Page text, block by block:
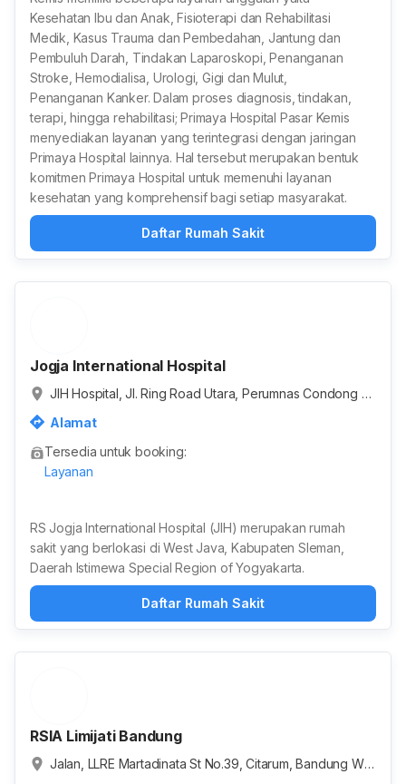
Kesehatan Ibu dan Anak, Fisioterapi dan Rehabilitasi
Medik, Kasus Trauma dan Pembedahan, Jantung dan
Pembuluh Darah, Tindakan Laparoskopi, Penanganan
Stroke, Hemodialisa, Urologi, Gigi dan Mulut,
Penanganan Kanker. Dalam proses diagnosis, tindakan,
terapi, hingga rehabilitasi; Primaya Hospital Pasar Kemis
menyediakan layanan yang terintegrasi dengan jaringan
Primaya Hospital lainnya. Hal tersebut merupakan bentuk
komitmen Primaya Hospital untuk memenuhi layanan
kesehatan yang komprehensif bagi setiap masyarakat.
Daftar Rumah Sakit
Jogja International Hospital
JIH Hospital, Jl. Ring Road Utara, Perumnas Condong C
Alamat
Tersedia untuk booking:
Layanan
RS Jogja International Hospital (JIH) merupakan rumah
sakit yang berlokasi di West Java, Kabupaten Sleman,
Daerah Istimewa Special Region of Yogyakarta.
Daftar Rumah Sakit
RSIA Limijati Bandung
Jalan, LLRE Martadinata St No.39, Citarum, Bandung Wet